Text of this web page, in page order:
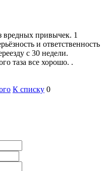
вредных привычек. 1
и ответственность
с 30 недели.
таза все хорошо. .
К списку 0